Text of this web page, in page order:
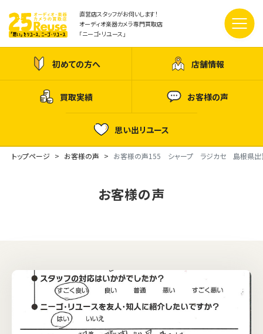
直営店スタッフがお伺いします！
オーディオ楽器カメラ専門買取店
「ニーゴ・リユース」
初めての方へ 店舗情報
買取実績 お客様の声
思い出リユース
トップページ お客様の声 お客様の声155 シャープ ラジカセ 島根県出
お客様の声